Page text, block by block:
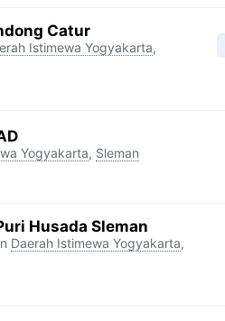
Catur
Istimewa Yogyakarta,
Yogyakarta, Sleman
Husada Sleman
Daerah Istimewa Yogyakarta,